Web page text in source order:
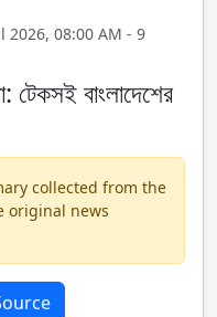
2026, 08:00 AM - 9
টেকসই বাংলাদেশের
collected from the
original news